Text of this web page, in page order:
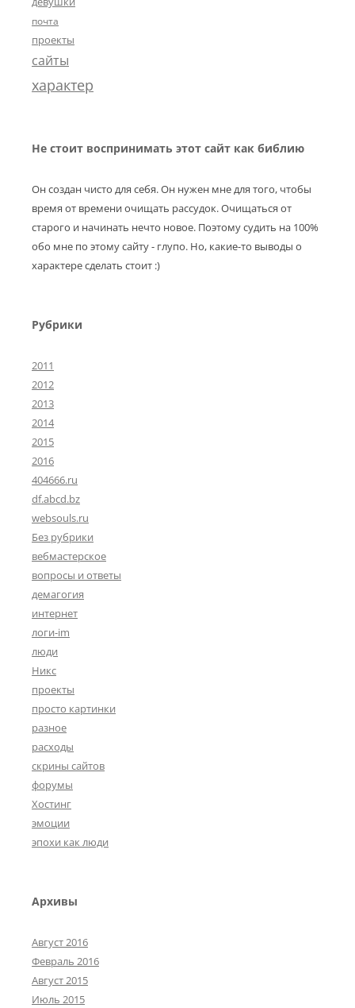
почта
проекты
сайты
характер
Не стоит воспринимать этот сайт как библию
Он создан чисто для себя. Он нужен мне для того, чтобы
время от времени очищать рассудок. Очищаться от
старого и начинать нечто новое. Поэтому судить на 100%
обо мне по этому сайту - глупо. Но, какие-то выводы о
характере сделать стоит :)
Рубрики
2011
2012
2013
2014
2015
2016
404666.ru
df.abcd.bz
websouls.ru
Без рубрики
вебмастерское
вопросы и ответы
демагогия
интернет
логи-im
люди
Никс
проекты
просто картинки
разное
расходы
скрины сайтов
форумы
Хостинг
эмоции
эпохи как люди
Архивы
Август 2016
Февраль 2016
Август 2015
Июль 2015